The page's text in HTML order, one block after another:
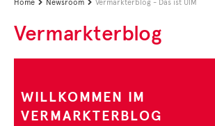
Home  Newsroom  Vermarkterblog - Das ist UIM
Vermarkterblog
ZAHL DES MONATS